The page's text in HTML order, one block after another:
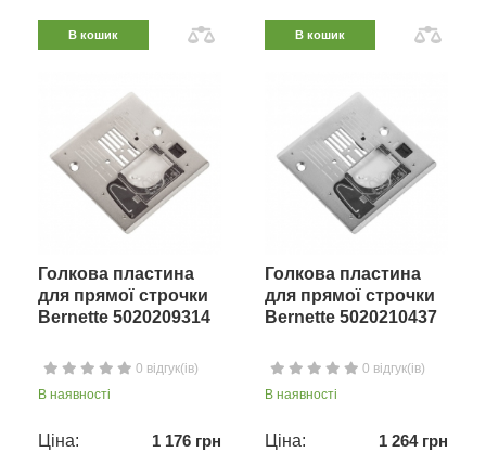
В кошик В кошик
Голкова пластина
для прямої строчки
Bernette 5020209314
0 відгук(ів)
В наявності
Ціна: 1 176 грн
Голкова пластина
для прямої строчки
Bernette 5020210437
0 відгук(ів)
В наявності
Ціна: 1 264 грн